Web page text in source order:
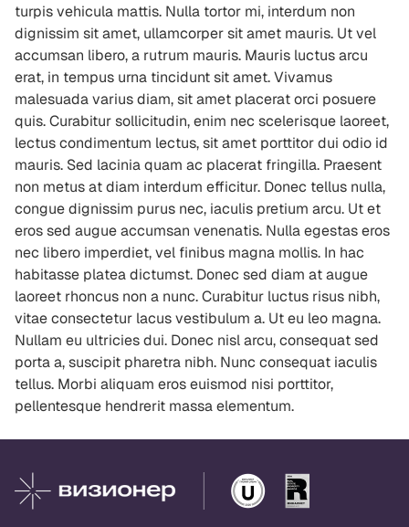
turpis vehicula mattis. Nulla tortor mi, interdum non
dignissim sit amet, ullamcorper sit amet mauris. Ut vel
accumsan libero, a rutrum mauris. Mauris luctus arcu
erat, in tempus urna tincidunt sit amet. Vivamus
malesuada varius diam, sit amet placerat orci posuere
quis. Curabitur sollicitudin, enim nec scelerisque laoreet,
lectus condimentum lectus, sit amet porttitor dui odio id
mauris. Sed lacinia quam ac placerat fringilla. Praesent
non metus at diam interdum efficitur. Donec tellus nulla,
congue dignissim purus nec, iaculis pretium arcu. Ut et
eros sed augue accumsan venenatis. Nulla egestas eros
nec libero imperdiet, vel finibus magna mollis. In hac
habitasse platea dictumst. Donec sed diam at augue
laoreet rhoncus non a nunc. Curabitur luctus risus nibh,
vitae consectetur lacus vestibulum a. Ut eu leo magna.
Nullam eu ultricies dui. Donec nisl arcu, consequat sed
porta a, suscipit pharetra nibh. Nunc consequat iaculis
tellus. Morbi aliquam eros euismod nisi porttitor,
pellentesque hendrerit massa elementum.